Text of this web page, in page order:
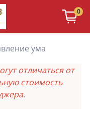
0
ума
отличаться от
стоимость